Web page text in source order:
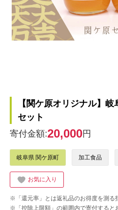
【関ケ原オリジナル】
セット
寄付金額:20,000円
岐阜県 関ケ原町 加工食品
お気に入り
※「還元率」とは返礼品のお得度を測る
※「控除上限額」の範囲内で寄付すると